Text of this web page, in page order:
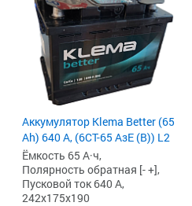
Аккумулятор Klema Better (65
Ah) 640 А, (6CТ-65 АзЕ (B)) L2
Ёмкость 65 А·ч,
Полярность обратная [- +],
Пусковой ток 640 А,
242x175x190